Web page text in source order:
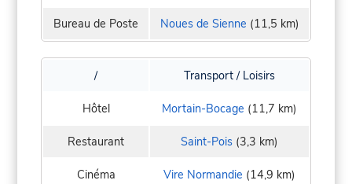
Bureau de Poste Noues de Sienne (11,5 km)
/ Transport / Loisirs
Hôtel Mortain-Bocage (11,7 km)
Restaurant Saint-Pois (3,3 km)
Cinéma Vire Normandie (14,9 km)